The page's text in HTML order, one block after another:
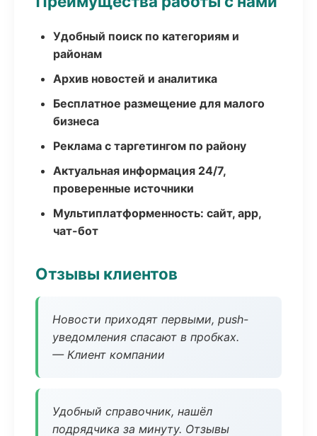
Удобный поиск по категориям и
районам
Архив новостей и аналитика
Бесплатное размещение для малого
бизнеса
Реклама с таргетингом по району
Актуальная информация 24/7,
проверенные источники
Мультиплатформенность: сайт, app,
чат-бот
Отзывы клиентов
Новости приходят первыми, push-
уведомления спасают в пробках.
— Клиент компании
Удобный справочник, нашёл
подрядчика за минуту. Отзывы